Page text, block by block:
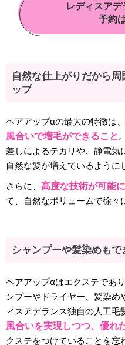
レディスア
予約
自然な仕上がりだから
ップ
ヘアアップαの最大の特徴は、
風合いで増毛ができること
差しによるテカリや、静電気
自然な髪が増えているように
さらに、 高度な技術が可能
て、自然なボリュームで徐々
シャンプーや髪染めも
ヘアアップαはエクステであ
ンプーやドライヤー、髪染
ィスアデランス独自の人工毛
風合いを実現しつつ、優れ
クステをつけていることを忘